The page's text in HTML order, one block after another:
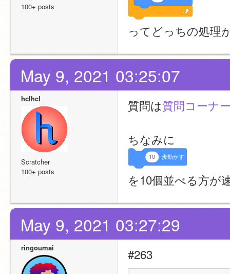
100+ posts
ってどっちの処理
May 9, 2021 03:25:07
hclhcl
Scratcher
100+ posts
質問は質問コーナ
ちなみに
10 歩動かす
を10個並べる方が
May 9, 2021 03:27:29
ringoumai
#263